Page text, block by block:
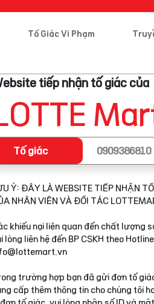
Tố Giác Vi Phạm
tiếp nhận tố giác của
Tố giác 0909386810
Ý: ĐÂY LÀ WEBSITE TIẾP NHẬN
NHÂN VIÊN VÀ ĐỐI TÁC
khiếu nại liên quan đến chất lượng
lòng liên hệ đến BP CSKH theo
trường hợp bạn đã gửi đơn tố
cấp thêm thông tin cho chúng tôi